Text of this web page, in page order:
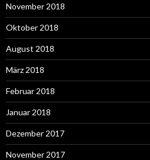
November 2018
Oktober 2018
August 2018
März 2018
Februar 2018
Januar 2018
Dezember 2017
November 2017